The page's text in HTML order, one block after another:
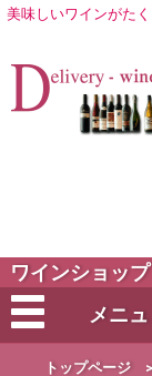
美味しいワインがたく
ワインショッ
メニュ
トップページ